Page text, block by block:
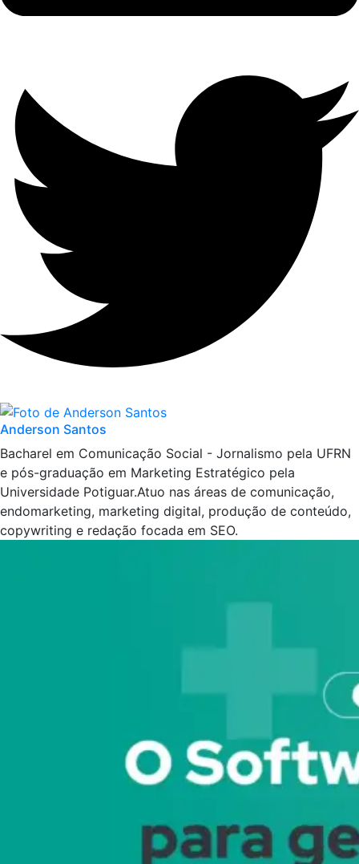
Anderson Santos
Bacharel em Comunicação Social - Jornalismo pela UFRN
e pós-graduação em Marketing Estratégico pela
Universidade Potiguar.Atuo nas áreas de comunicação,
endomarketing, marketing digital, produção de conteúdo,
copywriting e redação focada em SEO.